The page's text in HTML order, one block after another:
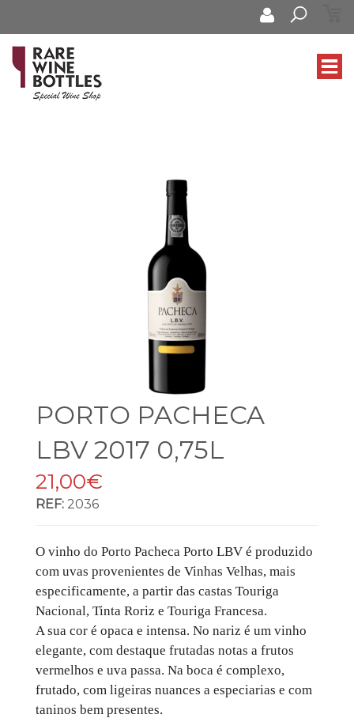
PORTO PACHECA
LBV 2017 0,75L
21,00€
REF: 2036
O vinho do Porto Pacheca Porto LBV é produzido
com uvas provenientes de Vinhas Velhas, mais
especificamente, a partir das castas Touriga
Nacional, Tinta Roriz e Touriga Francesa.
A sua cor é opaca e intensa. No nariz é um vinho
elegante, com destaque frutadas notas a frutos
vermelhos e uva passa. Na boca é complexo,
frutado, com ligeiras nuances a especiarias e com
taninos bem presentes.